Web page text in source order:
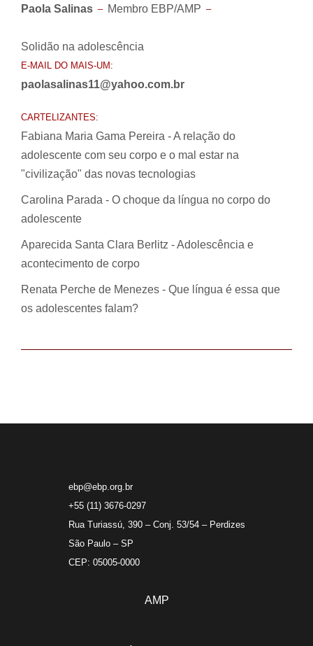
Paola Salinas – Membro EBP/AMP –
Solidão na adolescência
E-MAIL DO MAIS-UM:
paolasalinas11@yahoo.com.br
CARTELIZANTES:
Fabiana Maria Gama Pereira - A relação do
adolescente com seu corpo e o mal estar na
"civilização" das novas tecnologias
Carolina Parada - O choque da língua no corpo do
adolescente
Aparecida Santa Clara Berlitz - Adolescência e
acontecimento de corpo
Renata Perche de Menezes - Que língua é essa que
os adolescentes falam?
ebp@ebp.org.br
+55 (11) 3676-0297
Rua Turiassú, 390 – Conj. 53/54 – Perdizes
São Paulo – SP
CEP: 05005-0000
AMP